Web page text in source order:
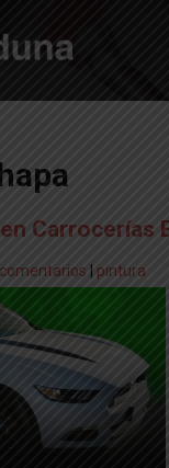
Carrocerías
pintura